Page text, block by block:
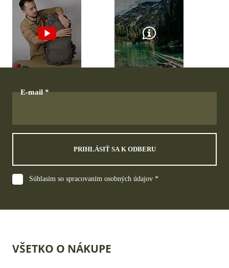
E-mail
PRIHLÁSIŤ SA K ODBERU
Súhlasím so spracovaním osobných údajov *
VŠETKO O NÁKUPE